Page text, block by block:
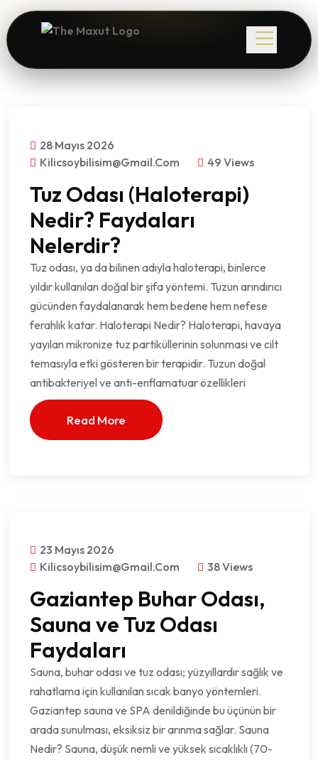
28 Mayıs 2026
Kilicsoybilisim@gmail.com
49 Views
Tuz Odası (Haloterapi)
Nedir? Faydaları
Nelerdir?
Tuz odası, ya da bilinen adıyla haloterapi, binlerce
yıldır kullanılan doğal bir şifa yöntemi. Tuzun arındırıcı
gücünden faydalanarak hem bedene hem nefese
ferahlık katar. Haloterapi Nedir? Haloterapi, havaya
yayılan mikronize tuz partiküllerinin solunması ve cilt
temasıyla etki gösteren bir terapidir. Tuzun doğal
antibakteriyel ve anti-enflamatuar özellikleri
Read More
23 Mayıs 2026
Kilicsoybilisim@gmail.com
38 Views
Gaziantep Buhar Odası,
Sauna ve Tuz Odası
Faydaları
Sauna, buhar odası ve tuz odası; yüzyıllardır sağlık ve
rahatlama için kullanılan sıcak banyo yöntemleri.
Gaziantep sauna ve SPA denildiğinde bu üçünün bir
arada sunulması, eksiksiz bir arınma sağlar. Sauna
Nedir? Sauna, düşük nemli ve yüksek sıcaklıklı (70-